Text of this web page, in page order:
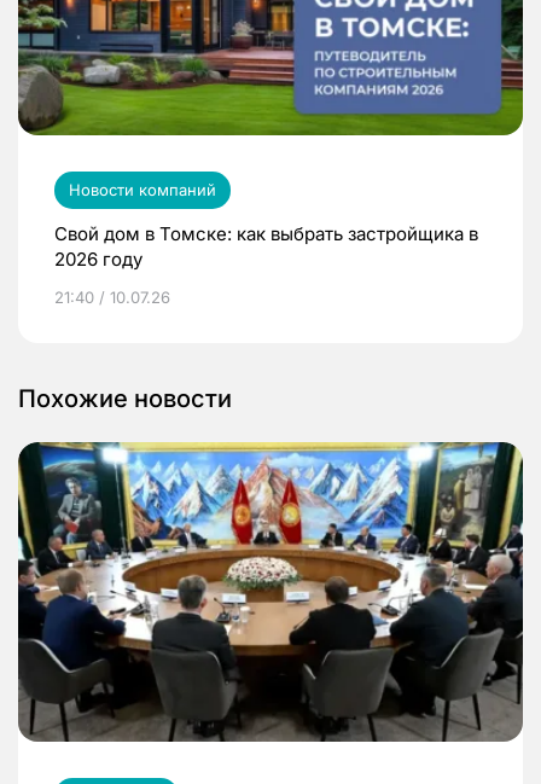
Новости компаний
Свой дом в Томске: как выбрать застройщика в
2026 году
21:40 / 10.07.26
Похожие новости